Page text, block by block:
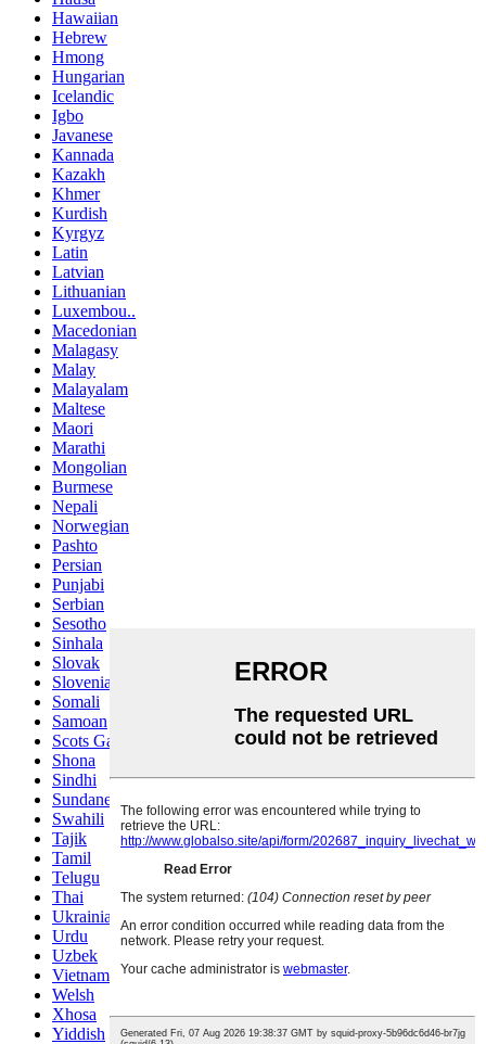
Hawaiian
Hebrew
Hmong
Hungarian
Icelandic
Igbo
Javanese
Kannada
Kazakh
Khmer
Kurdish
Kyrgyz
Latin
Latvian
Lithuanian
Luxembou..
Macedonian
Malagasy
Malay
Malayalam
Maltese
Maori
Marathi
Mongolian
Burmese
Nepali
Norwegian
Pashto
Persian
Punjabi
Serbian
Sesotho
Sinhala
Slovak
Slovenian
Somali
Samoan
Scots Gaelic
Shona
Sindhi
Sundanese
Swahili
Tajik
Tamil
Telugu
Thai
Ukrainian
Urdu
Uzbek
Vietnamese
Welsh
Xhosa
Yiddish